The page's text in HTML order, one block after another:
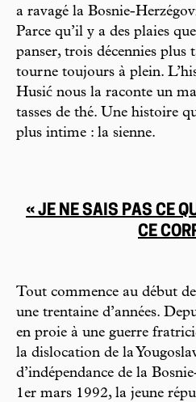
a ravagé la Bosnie-
Parce qu’il y a des plaies
panser, trois décennies plus
tourne toujours à plein.
Husić nous la raconte un
tasses de thé. Une histoire
plus intime : la sienne.
« JE NE SAIS PAS CE
CE
Tout commence au début
une trentaine d’années.
en proie à une guerre
la dislocation de la
d’indépendance de la
1er mars 1992, la jeune